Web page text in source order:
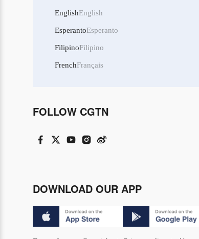
EnglishEnglish
EsperantoEsperanto
FilipinoFilipino
FrenchFrançais
FOLLOW CGTN
DOWNLOAD OUR APP